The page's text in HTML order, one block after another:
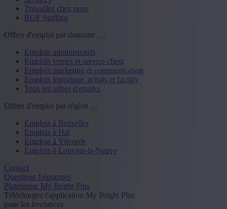
Travailler chez nous
RGF Staffing
Offres d'emploi par domaine
Emplois administratifs
Emplois ventes et service client
Emplois marketing et communication
Emplois logistique, achats et facility
Tous les offres d'emploi
Offres d'emploi par région
Emplois à Bruxelles
Emplois à Hal
Emplois à Vilvorde
Emplois à Louvain-la-Neuve
Contact
Questions fréquentes
Plateforme My Bright Plus
Téléchargez l'application My Bright Plus
pour les freelances